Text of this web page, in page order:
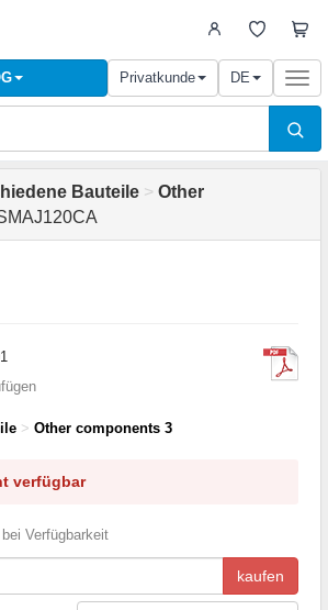
Privatkunde DE
Bauteile > Other
> Other components 3
verfügbar
Verfügbarkeit
kaufen